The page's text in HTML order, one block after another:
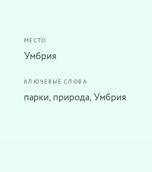
МЕСТО
Умбрия
КЛЮЧЕВЫЕ СЛОВА
парки, природа,Умбрия